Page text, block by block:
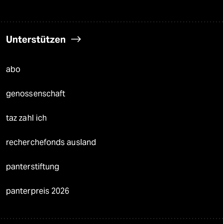
Unterstützen
abo
genossenschaft
taz zahl ich
recherchefonds ausland
panterstiftung
panterpreis 2026